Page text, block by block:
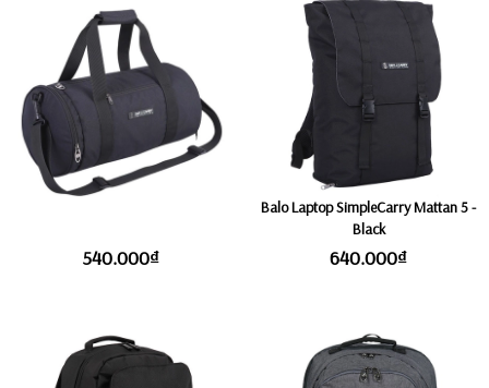
540.000₫
Balo Laptop SimpleCarry Mattan 5 -
Black
640.000₫